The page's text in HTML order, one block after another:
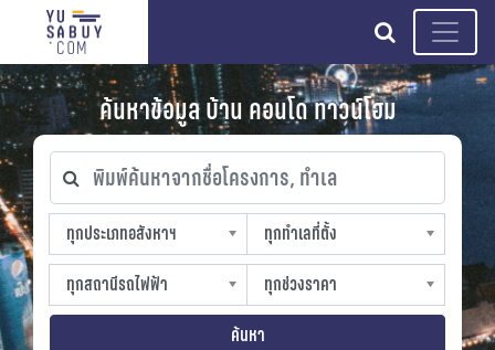
search
ค้นหาข้อมูล บ้าน คอนโด ทาวน์โฮม
พิมพ์ค้นหาจากชื่อโครงการ, ทำเล
ทุกประเภทอสังหาฯ
ทุกประเภทอสังหาฯ
sproperty
ทุกทำเลที่ตั้ง
ทุกทำเลที่ตั้ง
slocation
ทุกสถานีรถไฟฟ้า
ทุกสถานีรถไฟฟ้า
strain-station
ทุกช่วงราคา
ทุกช่วงราคา
sprice
ค้นหา